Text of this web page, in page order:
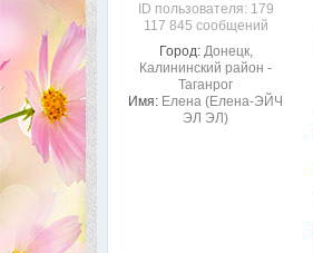
ID пользователя: 179
117 845 сообщений
Город: Донецк,
Калининский район -
Таганрог
Имя: Елена (Елена-ЭЙЧ
ЭЛ ЭЛ)